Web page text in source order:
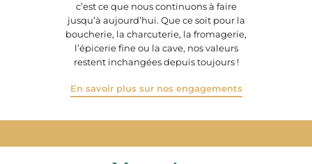
c’est ce que nous continuons à faire
jusqu’à aujourd’hui. Que ce soit pour la
boucherie, la charcuterie, la fromagerie,
l’épicerie fine ou la cave, nos valeurs
restent inchangées depuis toujours !
En savoir plus sur nos engagements